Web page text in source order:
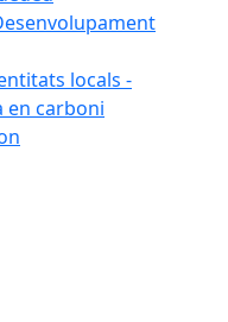
locals -
en carboni